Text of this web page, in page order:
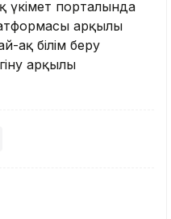
үкімет порталында
арқылы
ақ білім беру
арқылы